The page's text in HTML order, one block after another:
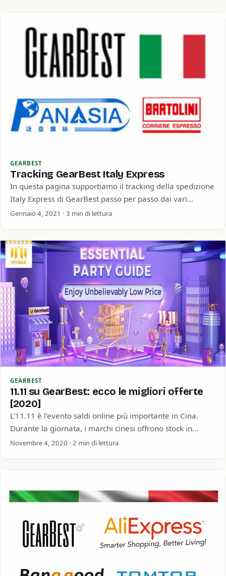
GEARBEST
Tracking GearBest Italy Express
In questa pagina supportiamo il tracking della spedizione
Italy Express di GearBest passo per passo dai vari
magazzini (Europeo, Hong Kong e Cinese) GearBest…
Gennaio 4, 2021 · 3 min di lettura
GEARBEST
11.11 su GearBest: ecco le migliori offerte
[2020]
L’11.11 è l’evento saldi online più importante in Cina.
Durante la giornata, i marchi cinesi offrono stock in
quantità super scontati alle…
Novembre 4, 2020 · 2 min di lettura